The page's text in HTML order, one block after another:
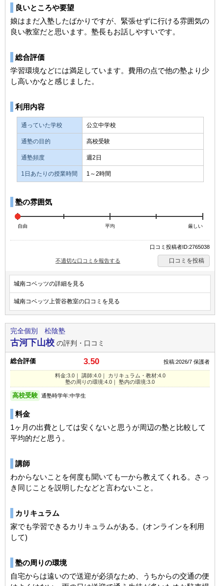
良いところや要望
娘はまだ入塾したばかりですが、緊張せずに行ける雰囲気の
良い教室だと思います。塾長もお話しやすいです。
総合評価
学習環境などには満足しています。費用の点で他の塾より少
し高いかなと感じました。
利用内容
通っていた学校 公立中学校
通塾の目的 高校受験
通塾頻度 週2日
1日あたりの授業時間 1～2時間
塾の雰囲気
自由 平均 厳しい
口コミ投稿者ID:2765038
不適切な口コミを報告する 口コミを投稿
城南コベッツの詳細を見る
城南コベッツ上菅谷教室の口コミを見る
完全個別 松陰塾
古河下山校 の評判・口コミ
総合評価 3.50 投稿:2026/7 保護者
料金:3.0｜ 講師:4.0｜ カリキュラム・教材:4.0
塾の周りの環境:4.0｜ 塾内の環境:3.0
高校受験 通塾時学年:中学生
料金
1ヶ月の出費としては安くないと思うが周辺の塾と比較して
平均的だと思う。
講師
わからないことを何度も聞いても一から教えてくれる。さっ
き同じことを説明したなどと言わないこと。
カリキュラム
家でも学習できるカリキュラムがある。(オンラインを利用
して)
塾の周りの環境
自宅からは遠いので送迎が必須なため、うちからの交通の便